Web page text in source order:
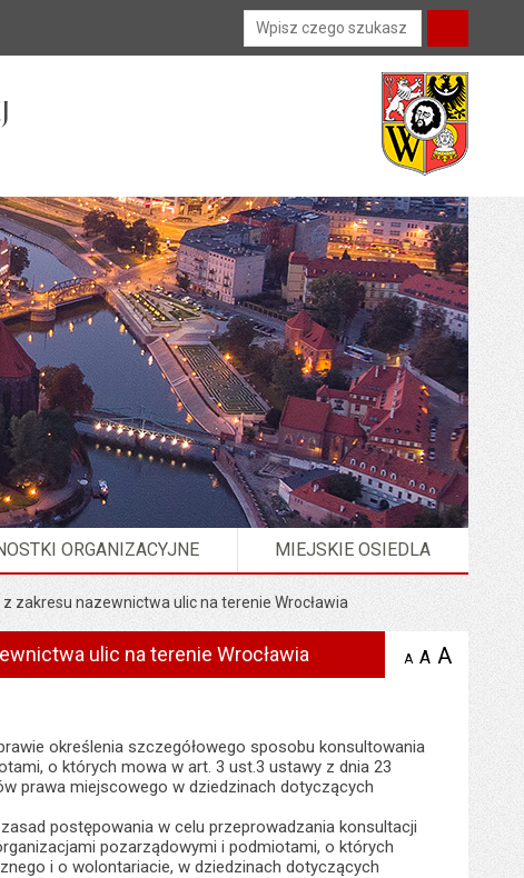
Wyszukiwarka
ORGANIZACYJNE MIEJSKIE OSIEDLA
zakresu nazewnictwa ulic na terenie Wrocławia
ulic na terenie Wrocławia A zmniejsz
A domyślna
A
określenia szczegółowego sposobu konsultowania
o których mowa w art. 3 ust.3 ustawy z dnia 23
prawa miejscowego w dziedzinach dotyczących
postępowania w celu przeprowadzania konsultacji
pozarządowymi i podmiotami, o których
i o wolontariacie, w dziedzinach dotyczących